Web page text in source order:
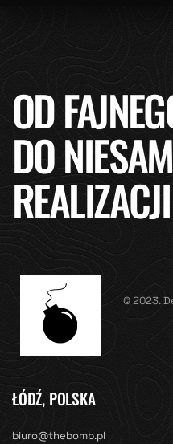
OD
DO
REALIZACJI
© 2023.
ŁÓDŹ, POLSKA
biuro@thebomb.pl